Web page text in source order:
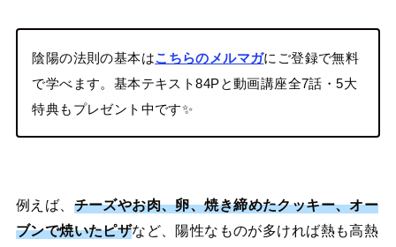
陰陽の法則の基本はこちらのメルマガにご登録で無料
で学べます。基本テキスト84Pと動画講座全7話・5大
特典もプレゼント中です✨
例えば、 チーズやお肉、卵、焼き締めたクッキー、オー
ブンで焼いたピザなど、陽性なものが多ければ熱も高熱